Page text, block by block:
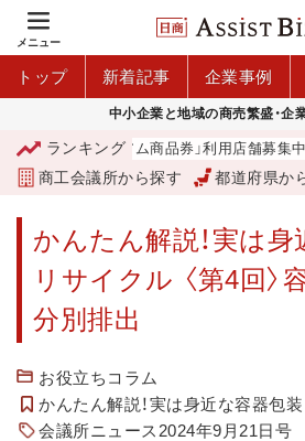
メニュー
トップ 新着記事 企業事例
中小企業と地域の商売繁盛・企
ランキング
青森市プレミアム商品券」利用店舗募集中（
商工会議所から探す 都道府県か
かんたん解説！実は
リサイクル 〈第4回〉
分別排出
お役立ちコラム
かんたん解説！実は身近な容器包
会議所ニュース2024年9月21日号